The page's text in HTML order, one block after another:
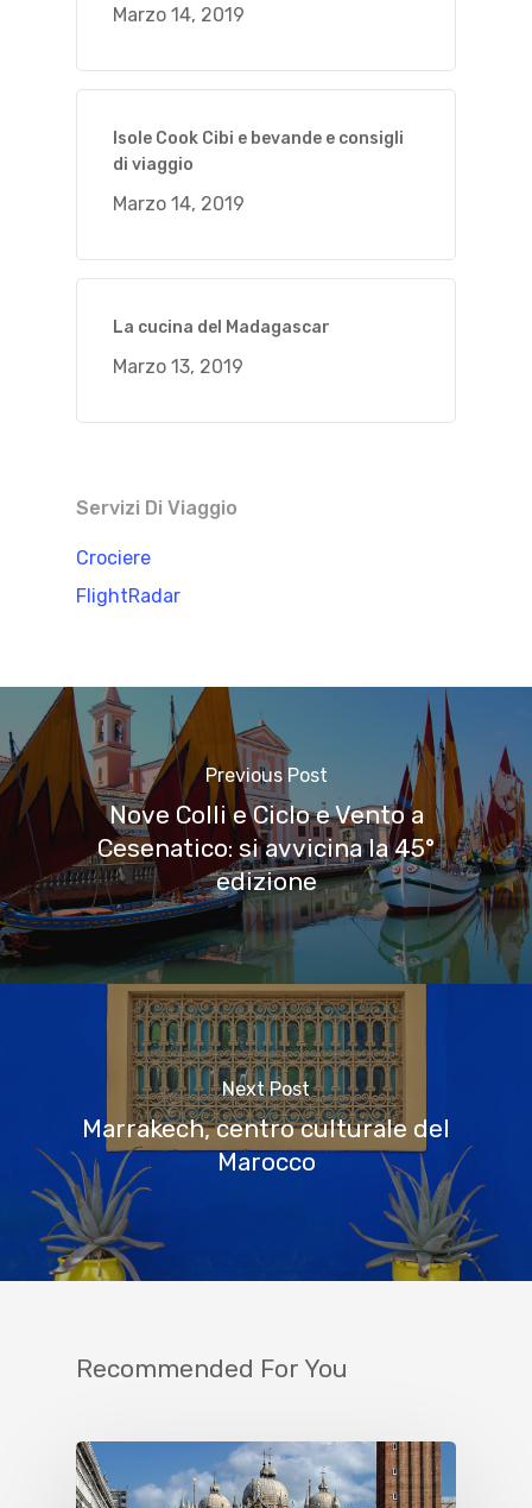
Marzo 14, 2019
Isole Cook Cibi e bevande e consigli
di viaggio
Marzo 14, 2019
La cucina del Madagascar
Marzo 13, 2019
Servizi Di Viaggio
Crociere
FlightRadar
Previous Post
Nove Colli e Ciclo e Vento a
Cesenatico: si avvicina la 45°
edizione
Next Post
Marrakech, centro culturale del
Marocco
Recommended For You